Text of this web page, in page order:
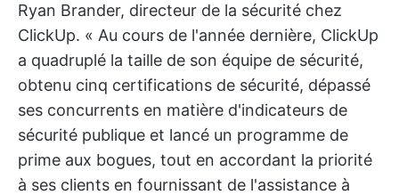
Ryan Brander, directeur de la sécurité chez
ClickUp. « Au cours de l'année dernière, ClickUp
a quadruplé la taille de son équipe de sécurité,
obtenu cinq certifications de sécurité, dépassé
ses concurrents en matière d'indicateurs de
sécurité publique et lancé un programme de
prime aux bogues, tout en accordant la priorité
à ses clients en fournissant de l'assistance à